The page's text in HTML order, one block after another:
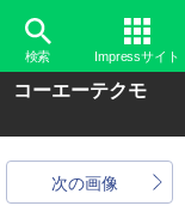
検索 Impressサイト
コーエーテクモ
次の画像